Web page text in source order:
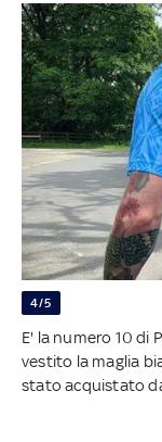
4/5
E' la numero 10 di
vestito la maglia
stato acquistato